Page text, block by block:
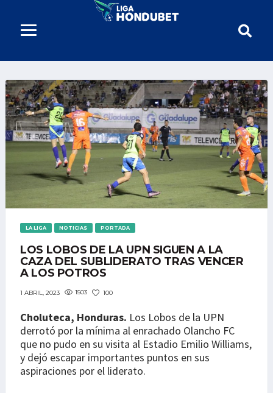
LA LIGA NOTICIAS PORTADA
LOS LOBOS DE LA UPN SIGUEN A LA
CAZA DEL SUBLIDERATO TRAS VENCER
A LOS POTROS
1 ABRIL, 2023 1503 100
Choluteca, Honduras. Los Lobos de la UPN
derrotó por la mínima al enrachado Olancho FC
que no pudo en su visita al Estadio Emilio Williams,
y dejó escapar importantes puntos en sus
aspiraciones por el liderato.